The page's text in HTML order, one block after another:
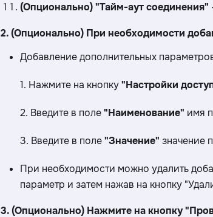
(Опционально) "Тайм-аут соединения"
2. (Опционально) При необходимости
Добавление дополнительных
‎1. Нажмите на кнопку"Настройки
‎2. Введите в поле"Наименование" имя
‎3. Введите в поле"Значение" значение
При необходимости можно удалить
параметр и затем нажав на кнопку
3. (Опционально) Нажмите на кнопку